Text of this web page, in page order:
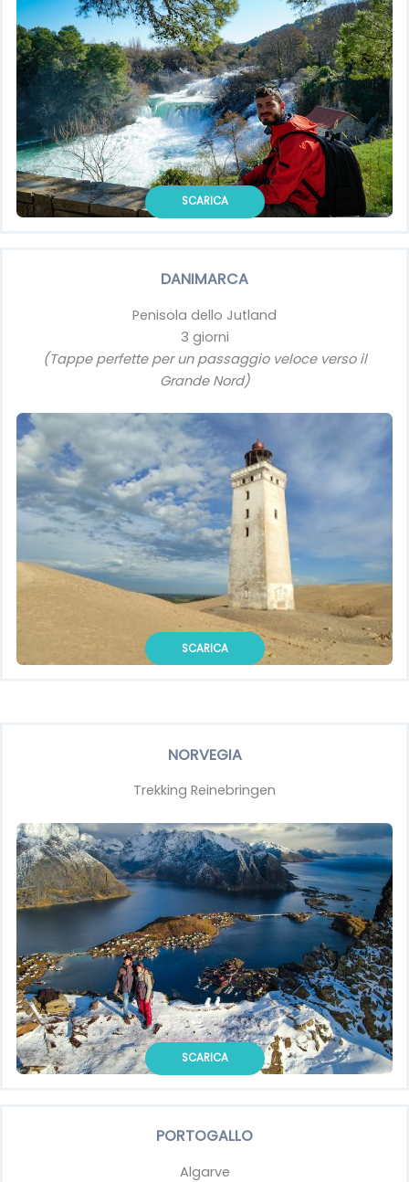
SCARICA
DANIMARCA
Penisola dello Jutland
3 giorni
(Tappe perfette per un passaggio veloce verso il
Grande Nord)
SCARICA
NORVEGIA
Trekking Reinebringen
SCARICA
PORTOGALLO
Algarve